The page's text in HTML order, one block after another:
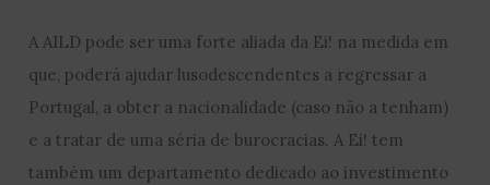
A AILD pode ser uma forte aliada da Ei! na medida em
que, poderá ajudar lusodescendentes a regressar a
Portugal, a obter a nacionalidade (caso não a tenham)
e a tratar de uma séria de burocracias. A Ei! tem
também um departamento dedicado ao investimento